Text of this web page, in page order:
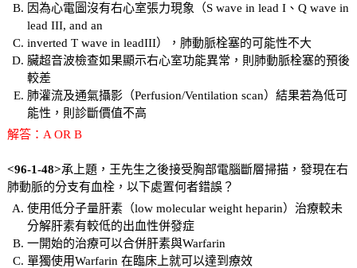
因為心電圖沒有右心室張力現象（S wave in lead I、Q wave in
lead III, and an
inverted T wave in leadIII），肺動脈栓塞的可能性不大
臟超音波檢查如果顯示右心室功能異常，則肺動脈栓塞的預後
較差
肺灌流及通氣攝影（Perfusion/Ventilation scan）結果若為低可
能性，則診斷價值不高
解答：A OR B
<96-1-48>承上題，王先生之後接受胸部電腦斷層掃描，發現在右
肺動脈的分支有血栓，以下處置何者錯誤？
使用低分子量肝素（low molecular weight heparin）治療較未
分解肝素有較低的出血性併發症
一開始的治療可以合併肝素與Warfarin
單獨使用Warfarin 在臨床上就可以達到療效